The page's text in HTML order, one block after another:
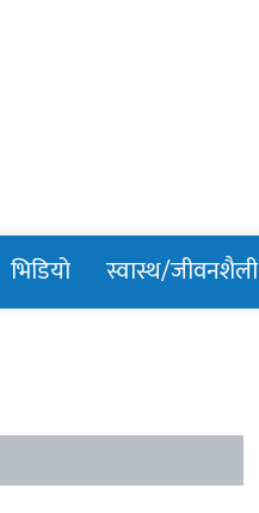
भिडियो स्वास्थ/जीवनशैली